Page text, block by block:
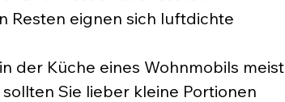
Resten eignen sich luftdichte
der Küche eines Wohnmobils meist
Sie lieber kleine Portionen